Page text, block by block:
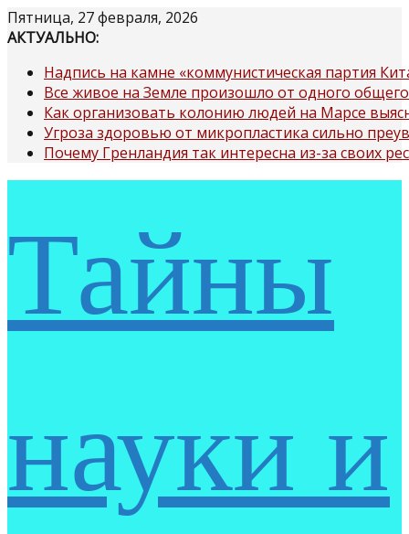
Перейти
к
Пятница, 27 февраля, 2026
АКТУАЛЬНО:
Надпись на камне «коммунистическая партия
Все живое на Земле произошло от одного
Как организовать колонию людей на Марсе
Угроза здоровью от микропластика сильно
Почему Гренландия так интересна из-за своих
Тайны
науки и